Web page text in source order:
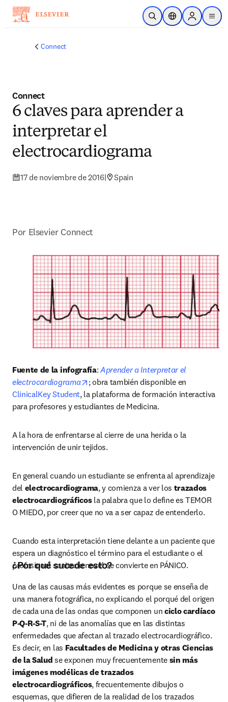
Saltar al contenido principal
Abrir búsqueda
Selector deSign in to
menu
Connect
Connect
6 claves para aprender a
interpretar el
electrocardiograma
17 de noviembre de 2016| Spain
Por Elsevier Connect
Fuente de la infografía: Aprender a Interpretar el
electrocardiograma
opens in new tab/window
ClinicalKey Student, la plataforma de formación interactiva
para profesores y estudiantes de Medicina.
A la hora de enfrentarse al cierre de una herida o la
intervención de unir tejidos.
En general cuando un estudiante se enfrenta al aprendizaje
del electrocardiograma, y comienza a ver los trazados
electrocardiográficos la palabra que lo define es TEMOR
O MIEDO, por creer que no va a ser capaz de entenderlo.
Cuando esta interpretación tiene delante a un paciente que
espera un diagnóstico el término para el estudiante o el
profesional sanitario novel se convierte en PÁNICO.
¿Por qué sucede esto?
Una de las causas más evidentes es porque se enseña de
una manera fotográfica, no explicando el porqué del origen
de cada una de las ondas que componen un ciclo cardíaco
P-Q-R-S-T, ni de las anomalías que en las distintas
enfermedades que afectan al trazado electrocardiográfico.
Es decir, en las Facultades de Medicina y otras Ciencias
de la Salud se exponen muy frecuentemente sin más
imágenes modélicas de trazados
electrocardiográficos, frecuentemente dibujos o
esquemas, que difieren de la realidad de los trazados